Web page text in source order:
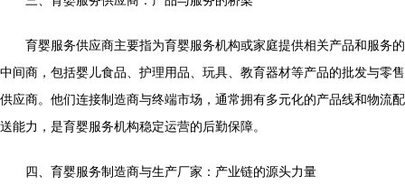
育婴服务供应商主要指为育婴服务机构或家庭提供相关产品和服务的
中间商，包括婴儿食品、护理用品、玩具、教育器材等产品的批发与零售
供应商。他们连接制造商与终端市场，通常拥有多元化的产品线和物流配
送能力，是育婴服务机构稳定运营的后勤保障。
四、育婴服务制造商与生产厂家：产业链的源头力量